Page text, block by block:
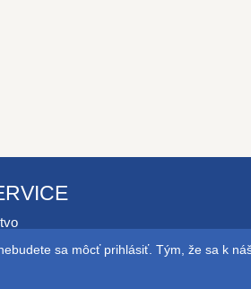
sa môcť prihlásiť. Tým, že sa k